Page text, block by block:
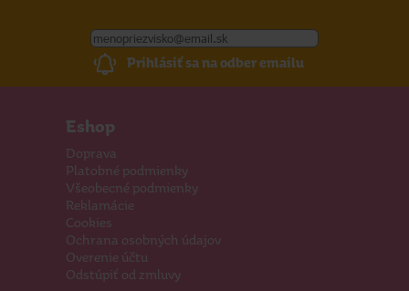
Prihlásiť sa na odber emailu
Eshop
Doprava
Platobné podmienky
Všeobecné podmienky
Reklamácie
Cookies
Ochrana osobných údajov
Overenie účtu
Odstúpiť od zmluvy